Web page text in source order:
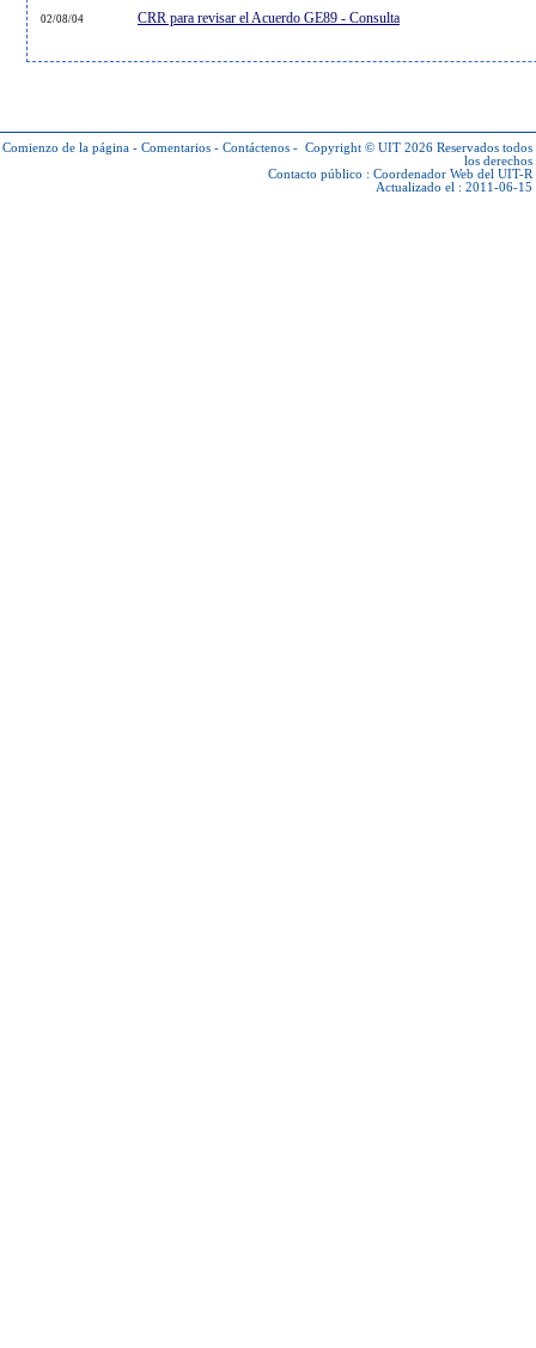
02/08/04 CRR para revisar el Acuerdo GE89 - Consulta
Comienzo de la página - Comentarios - Contáctenos - Copyright © UIT 2026 Reservados todos
los derechos
Contacto público : Coordenador Web del UIT-R
Actualizado el : 2011-06-15